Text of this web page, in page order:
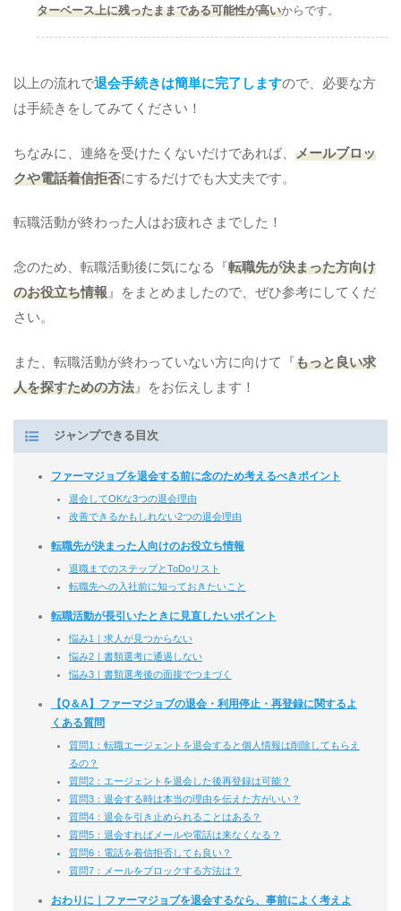
ターベース上に残ったままである可能性が高いからです。
以上の流れで退会手続きは簡単に完了しますので、必要な方
は手続きをしてみてください！
ちなみに、連絡を受けたくないだけであれば、 メールブロッ
クや電話着信拒否にするだけでも大丈夫です。
転職活動が終わった人はお疲れさまでした！
念のため、転職活動後に気になる『転職先が決まった方向け
のお役立ち情報』をまとめましたので、ぜひ参考にしてくだ
さい。
また、転職活動が終わっていない方に向けて『もっと良い求
人を探すための方法 』をお伝えします！
ジャンプできる目次
ファーマジョブを退会する前に念のため考えるべきポイント
退会してOKな3つの退会理由
改善できるかもしれない2つの退会理由
転職先が決まった人向けのお役立ち情報
退職までのステップとToDoリスト
転職先への入社前に知っておきたいこと
転職活動が長引いたときに見直したいポイント
悩み1｜求人が見つからない
悩み2｜書類選考に通過しない
悩み3｜書類選考後の面接でつまづく
【Q＆A】ファーマジョブの退会・利用停止・再登録に関するよ
くある質問
質問1：転職エージェントを退会すると個人情報は削除してもらえ
るの？
質問2：エージェントを退会した後再登録は可能？
質問3：退会する時は本当の理由を伝えた方がいい？
質問4：退会を引き止められることはある？
質問5：退会すればメールや電話は来なくなる？
質問6：電話を着信拒否しても良い？
質問7：メールをブロックする方法は？
おわりに｜ファーマジョブを退会するなら、事前によく考えよ